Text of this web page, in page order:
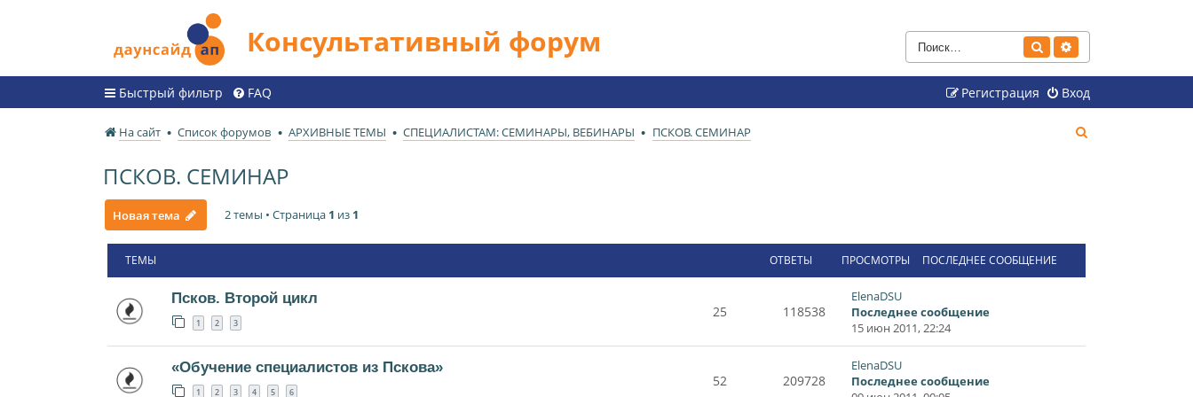
Консультативный форум Поиск
Быстрый фильтр FAQ Вход
Регистрация
На сайт Список форумов АРХИВНЫЕ ТЕМЫ СПЕЦИАЛИСТАМ: СЕМИНАРЫ, ВЕБИНАРЫ ПСКОВ. СЕМИНАР
ПСКОВ. СЕМИНАР
Новая тема 2 темы • Страница 1 из 1
ТЕМЫ ОТВЕТЫ ПРОСМОТРЫ ПОСЛЕДНЕЕ СООБЩЕНИЕ
Псков. Второй цикл
1 2 3
25 118538
ElenaDSU
Последнее сообщение
15 июн 2011, 22:24
«Обучение специалистов из Пскова»
1 2 3 4 5 6
52 209728
ElenaDSU
Последнее сообщение